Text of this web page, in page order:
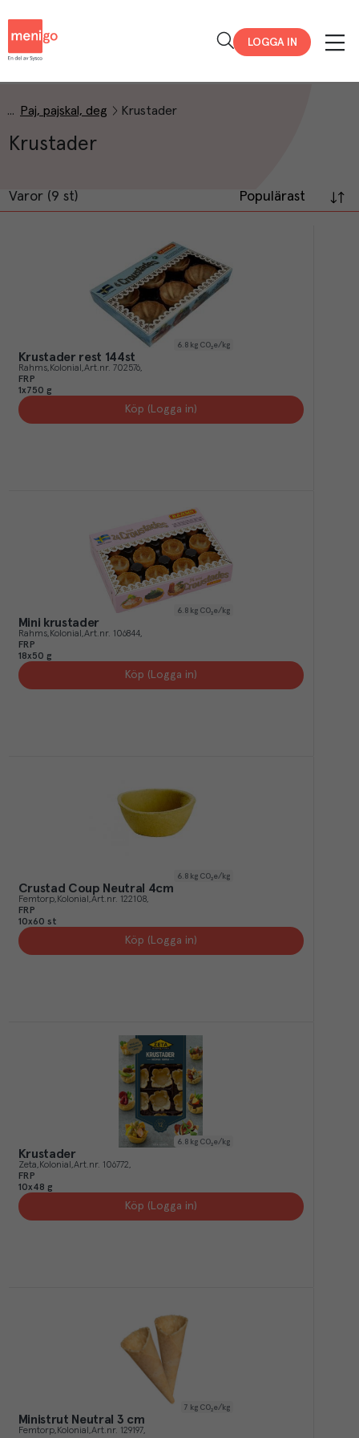
LOGGA IN
Paj, pajskal, deg Krustader
Krustader
Varor (9 st) Populärast
6.8 kg CO₂e/kg
Krustader rest 144st
Rahms Kolonial Art.nr. 702576
FRP
1x750 g
Köp (Logga in)
6.8 kg CO₂e/kg
Mini krustader
Rahms Kolonial Art.nr. 106844
FRP
18x50 g
Köp (Logga in)
6.8 kg CO₂e/kg
Crustad Coup Neutral 4cm
Femtorp Kolonial Art.nr. 122108
FRP
10x60 st
Köp (Logga in)
6.8 kg CO₂e/kg
Krustader
Zeta Kolonial Art.nr. 106772
FRP
10x48 g
Köp (Logga in)
7 kg CO₂e/kg
Ministrut Neutral 3 cm
Femtorp Kolonial Art.nr. 129197